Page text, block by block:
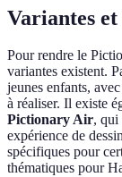
Variantes
Pour rendre le
variantes existent.
jeunes enfants,
à réaliser. Il existe
Pictionary Air, qui
expérience de
spécifiques pour
thématiques pour